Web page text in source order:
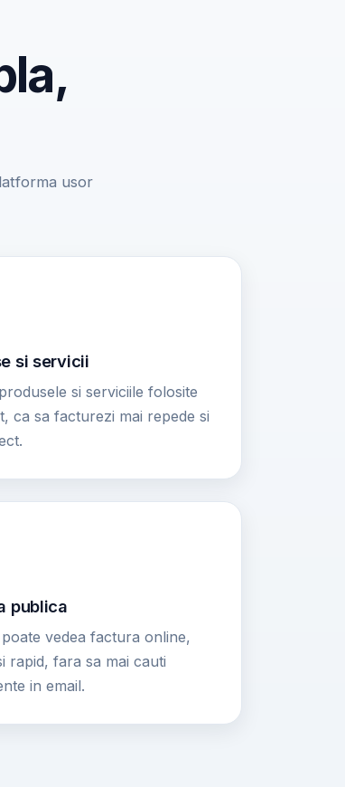
usor
si servicii
si serviciile folosite
ca sa facturezi mai repede si
publica
vedea factura online,
rapid, fara sa mai cauti
in email.